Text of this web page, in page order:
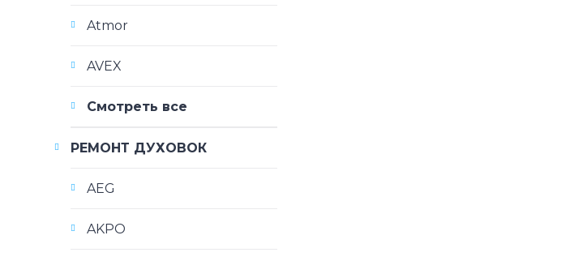
Atmor
AVEX
Смотреть все
РЕМОНТ ДУХОВОК
AEG
AKPO